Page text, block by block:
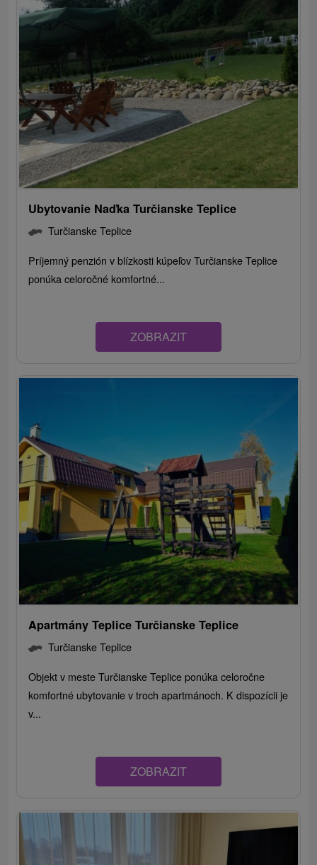
Ubytovanie Naďka Turčianske Teplice
Turčianske Teplice
Príjemný penzión v blízkosti kúpeľov Turčianske Teplice
ponúka celoročné komfortné...
ZOBRAZIT
Apartmány Teplice Turčianske Teplice
Turčianske Teplice
Objekt v meste Turčianske Teplice ponúka celoročne
komfortné ubytovanie v troch apartmánoch. K dispozícii je
v...
ZOBRAZIT